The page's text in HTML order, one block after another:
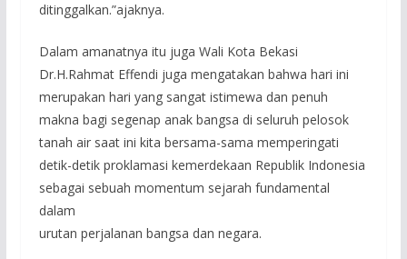
ditinggalkan.”ajaknya.
Dalam amanatnya itu juga Wali Kota Bekasi
Dr.H.Rahmat Effendi juga mengatakan bahwa hari ini
merupakan hari yang sangat istimewa dan penuh
makna bagi segenap anak bangsa di seluruh pelosok
tanah air saat ini kita bersama-sama memperingati
detik-detik proklamasi kemerdekaan Republik Indonesia
sebagai sebuah momentum sejarah fundamental
dalam
urutan perjalanan bangsa dan negara.